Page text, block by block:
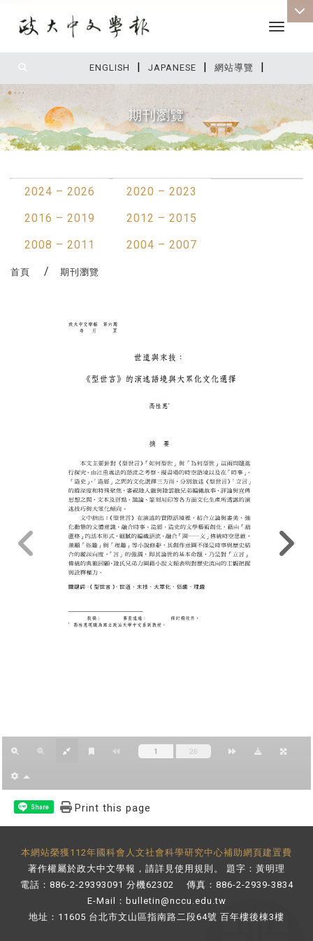
ENGLISH | JAPANESE | 網站導覽 |
Toggle
期刊瀏覽
2024 – 2026
2020 – 2023
2016 – 2019
2012 – 2015
2008 – 2011
2004 – 2007
首頁 期刊瀏覽
Share Print this page
本網站榮獲112年國科會人文社會科學研究中心補助網頁建置費
著作權屬於政大中文學報，請詳見使用規則 。 題字：黃明理
電話：886-2-29393091 分機62302 傳真：886-2-2939-3834
E-Mail： bulletin@nccu.edu.tw
地址：11605 台北市文山區指南路二段64號 百年樓後棟3樓